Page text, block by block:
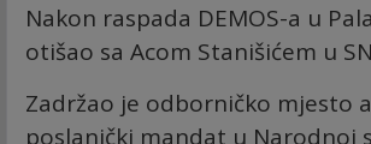
Nakon raspada DEMOS-a u
otišao sa Acom Stanišićem u
Zadržao je odborničko mjesto
poslanički mandat u Narodnoj